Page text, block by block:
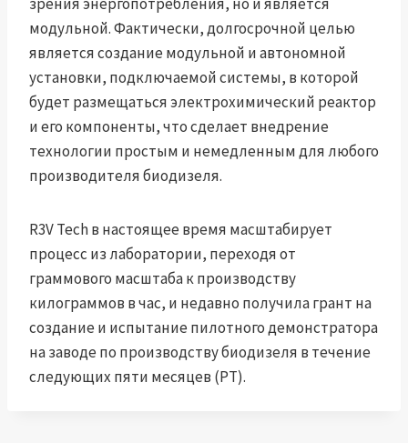
модульной. Фактически, долгосрочной целью
является создание модульной и автономной
установки, подключаемой системы, в которой
будет размещаться электрохимический реактор
и его компоненты, что сделает внедрение
технологии простым и немедленным для любого
производителя биодизеля.
R3V Tech в настоящее время масштабирует
процесс из лаборатории, переходя от
граммового масштаба к производству
килограммов в час, и недавно получила грант на
создание и испытание пилотного демонстратора
на заводе по производству биодизеля в течение
следующих пяти месяцев (PT).